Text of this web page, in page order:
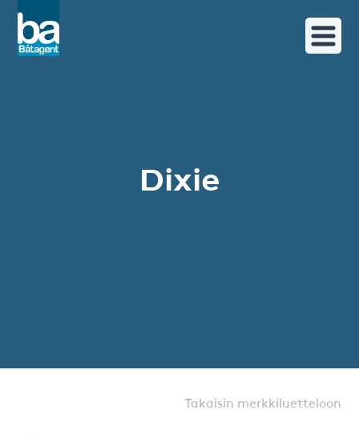
Dixie
Takaisin merkkiluetteloon